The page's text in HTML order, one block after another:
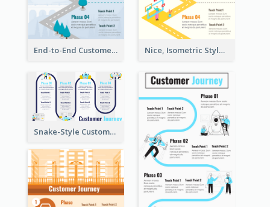
End-to-End Customer Journey Map Template Nice, Isometric Style Customer Journey Map
Snake-Style Customer Journey Map Template